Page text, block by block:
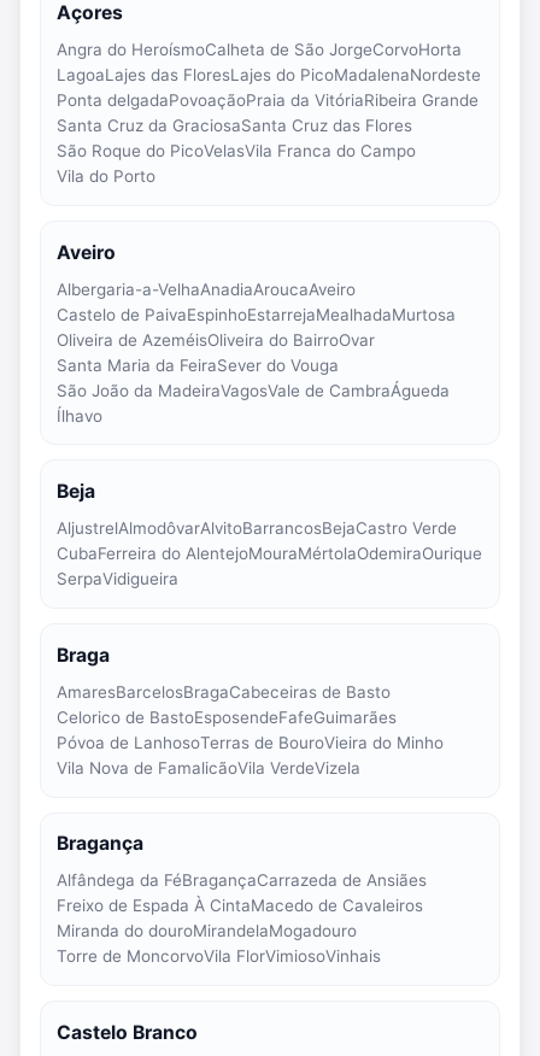
Açores
Angra do HeroísmoCalheta de São JorgeCorvoHorta
LagoaLajes das FloresLajes do PicoMadalenaNordeste
Ponta delgadaPovoaçãoPraia da VitóriaRibeira Grande
Santa Cruz da GraciosaSanta Cruz das Flores
São Roque do PicoVelasVila Franca do Campo
Vila do Porto
Aveiro
Albergaria-a-VelhaAnadiaAroucaAveiro
Castelo de PaivaEspinhoEstarrejaMealhadaMurtosa
Oliveira de AzeméisOliveira do BairroOvar
Santa Maria da FeiraSever do Vouga
São João da MadeiraVagosVale de CambraÁgueda
Ílhavo
Beja
AljustrelAlmodôvarAlvitoBarrancosBejaCastro Verde
CubaFerreira do AlentejoMouraMértolaOdemiraOurique
SerpaVidigueira
Braga
AmaresBarcelosBragaCabeceiras de Basto
Celorico de BastoEsposendeFafeGuimarães
Póvoa de LanhosoTerras de BouroVieira do Minho
Vila Nova de FamalicãoVila VerdeVizela
Bragança
Alfândega da FéBragançaCarrazeda de Ansiães
Freixo de Espada À CintaMacedo de Cavaleiros
Miranda do douroMirandelaMogadouro
Torre de MoncorvoVila FlorVimiosoVinhais
Castelo Branco